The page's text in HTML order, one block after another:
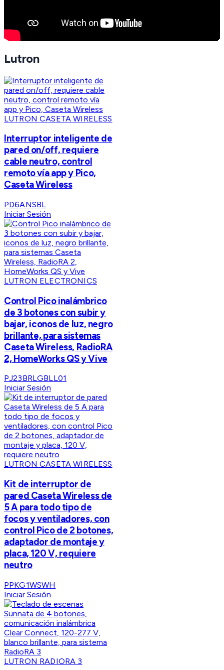
Lutron
LUTRON CASETA WIRELESS
Interruptor inteligente de
pared on/off, requiere
cable neutro, control
remoto vía app y Pico,
Caseta Wireless
PD6ANSBL
Iniciar Sesión
LUTRON ELECTRONICS
Control Pico inalámbrico
de 3 botones con subir y
bajar, iconos de luz, negro
brillante, para sistemas
Caseta Wireless, RadioRA
2, HomeWorks QS y Vive
PJ23BRLGBLL01
Iniciar Sesión
LUTRON CASETA WIRELESS
Kit de interruptor de
pared Caseta Wireless de
5 A para todo tipo de
focos y ventiladores, con
control Pico de 2 botones,
adaptador de montaje y
placa, 120 V, requiere
neutro
PPKG1WSWH
Iniciar Sesión
LUTRON RADIORA 3